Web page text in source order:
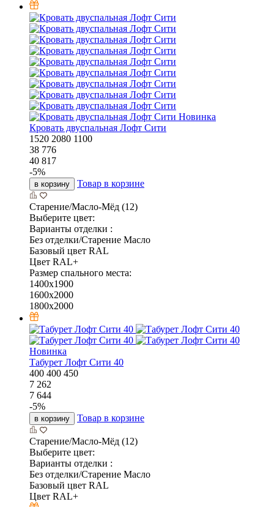
Новинка
Кровать двуспальная Лофт Сити
1520 2080 1100
38 776
40 817
-5%
в корзину Товар в корзине
Старение/Масло-Мёд (12)
Выберите цвет:
Варианты отделки :
Без отделки/Старение Масло
Базовый цвет RAL
Цвет RAL+
Размер спального места:
1400x1900
1600x2000
1800x2000
Новинка
Табурет Лофт Сити 40
400 400 450
7 262
7 644
-5%
в корзину Товар в корзине
Старение/Масло-Мёд (12)
Выберите цвет:
Варианты отделки :
Без отделки/Старение Масло
Базовый цвет RAL
Цвет RAL+